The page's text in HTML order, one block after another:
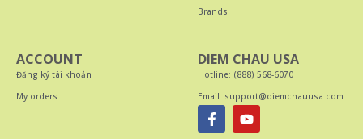
Brands
ACCOUNT
Đăng ký tài khoản
My orders
DIEM CHAU USA
Hotline: (888) 568-6070
Email: support@diemchauusa.com